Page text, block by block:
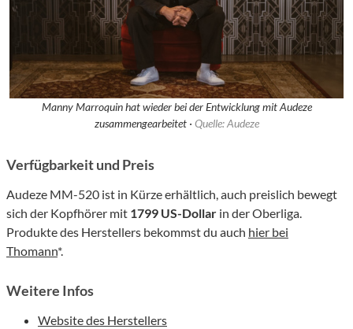
Manny Marroquin hat wieder bei der Entwicklung mit Audeze
zusammengearbeitet · Quelle: Audeze
Verfügbarkeit und Preis
Audeze MM-520 ist in Kürze erhältlich, auch preislich bewegt
sich der Kopfhörer mit 1799 US-Dollar in der Oberliga.
Produkte des Herstellers bekommst du auch hier bei
Thomann*.
Weitere Infos
Website des Herstellers